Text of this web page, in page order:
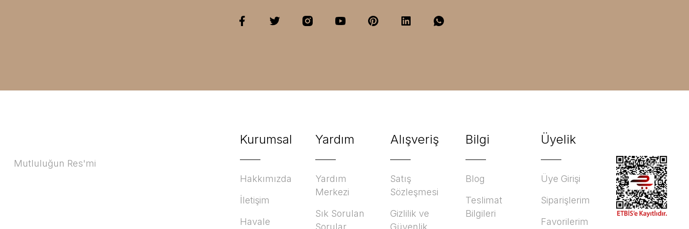
Mutluluğun Res'mi
Kurumsal
Hakkımızda
İletişim
Havale
Yardım
Yardım
Merkezi
Sık Sorulan
Sorular
Alışveriş
Satış
Sözleşmesi
Gizlilik ve
Güvenlik
Bilgi
Blog
Teslimat
Bilgileri
Üyelik
Üye Girişi
Siparişlerim
Favorilerim